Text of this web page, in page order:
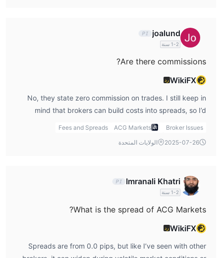
joalund
1-2 سنة
Are there commissions?
WikiFXرد
No, they state zero commission on trades. I still keep in
mind that brokers can build costs into spreads, so I’d
compare their actual spreads against other brokers before
Broker Issues
ACG Markets
Fees and Spreads
2025-07-26
الولايات المتحدة
Imranali Khatri
1-2 سنة
What is the spread of ACG Markets?
WikiFXرد
Spreads are from 0.0 pips, but like I’ve seen with other